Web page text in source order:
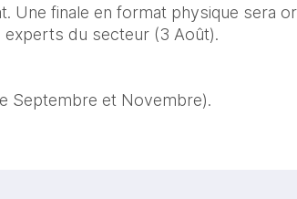
Une finale en format physique sera
experts du secteur (3 Août).
Septembre et Novembre).